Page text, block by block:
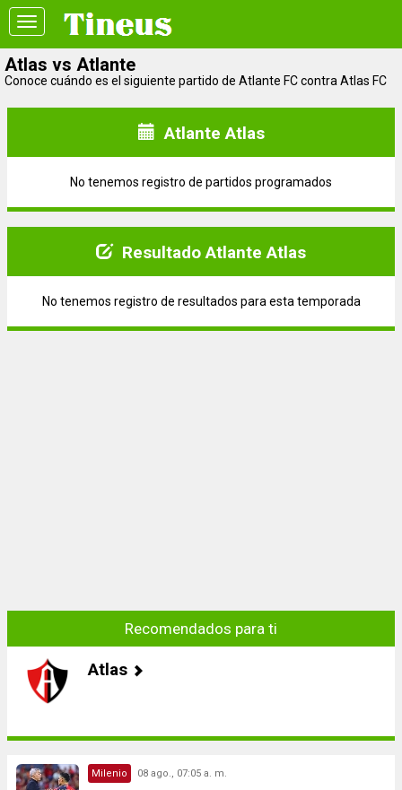
Toggle
navigation
Atlas vs Atlante
Conoce cuándo es el siguiente partido de Atlante FC contra Atlas FC
Atlante Atlas
No tenemos registro de partidos programados
Resultado Atlante Atlas
No tenemos registro de resultados para esta temporada
Recomendados para ti
Atlas
Milenio 08 ago., 07:05 a. m.